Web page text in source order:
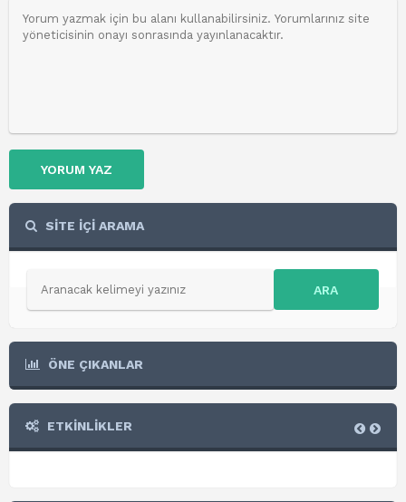
YORUM YAZ
SİTE İÇİ ARAMA
ARA
ÖNE ÇIKANLAR
ETKİNLİKLER